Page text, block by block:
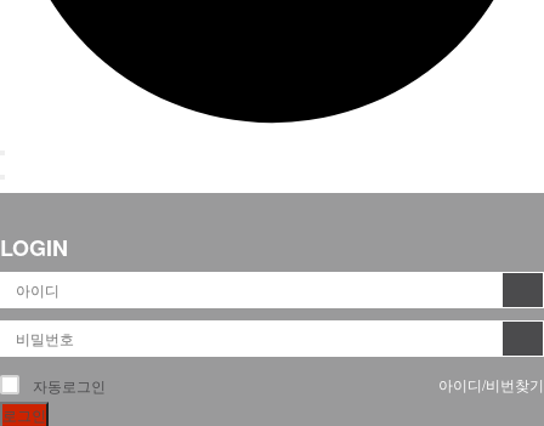
LOGIN
자동로그인
아이디/비번찾기
로그인